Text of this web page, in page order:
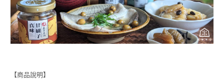
【商品說明】